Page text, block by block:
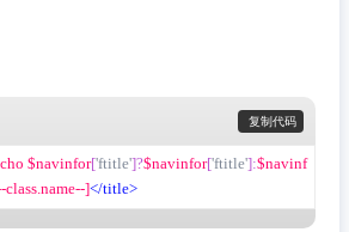
复制代码
$navinfor['ftitle']?$navinfor['ftitle']:$navinf
class.name--]</title>